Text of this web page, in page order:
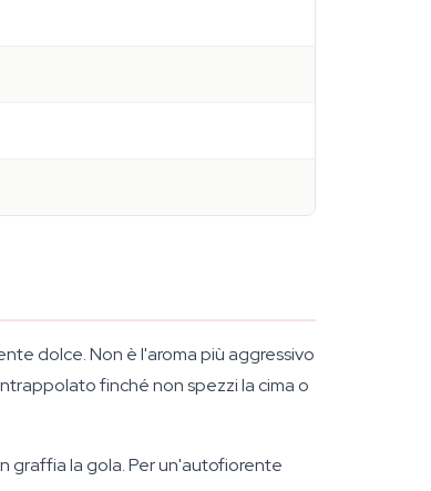
dolce. Non è l'aroma più aggressivo
finché non spezzi la cima o
graffia la gola. Per un'autofiorente